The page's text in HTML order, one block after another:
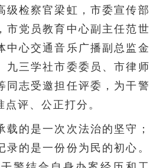
级检察官梁虹，市委宣传部
市党员教育中心副主任范世
中心交通音乐广播副总监金
九三学社市委委员、市律师
同志受邀担任评委，为干警
评、公正打分。
的是一次次法治的坚守；
的是一份份为民的初心。